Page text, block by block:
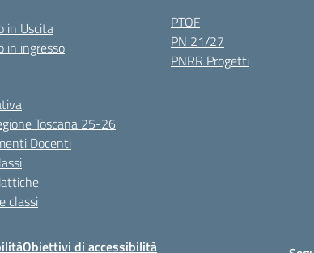
in Uscita
in ingresso
Toscana 25-26
Docenti
classi
PTOF
PN 21/27
PNRR Progetti
Obiettivi di accessibilità